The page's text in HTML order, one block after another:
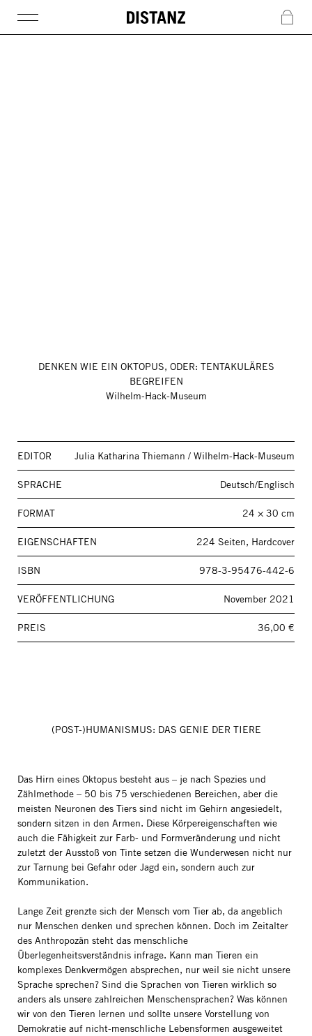
c
DENKEN WIE EIN OKTOPUS, ODER: TENTAKULÄRES
BEGREIFEN
Wilhelm-Hack-Museum
EDITOR Julia Katharina Thiemann / Wilhelm-Hack-Museum
SPRACHE Deutsch/Englisch
FORMAT 24 × 30 cm
EIGENSCHAFTEN 224 Seiten, Hardcover
ISBN 978-3-95476-442-6
VERÖFFENTLICHUNG November 2021
PREIS 36,00 €
(POST-)HUMANISMUS: DAS GENIE DER TIERE
Das Hirn eines Oktopus besteht aus – je nach Spezies und
Zählmethode – 50 bis 75 verschiedenen Bereichen, aber die
meisten Neuronen des Tiers sind nicht im Gehirn angesiedelt,
sondern sitzen in den Armen. Diese Körpereigenschaften wie
auch die Fähigkeit zur Farb- und Formveränderung und nicht
zuletzt der Ausstoß von Tinte setzen die Wunderwesen nicht nur
zur Tarnung bei Gefahr oder Jagd ein, sondern auch zur
Kommunikation.
Lange Zeit grenzte sich der Mensch vom Tier ab, da angeblich
nur Menschen denken und sprechen können. Doch im Zeitalter
des Anthropozän steht das menschliche
Überlegenheitsverständnis infrage. Kann man Tieren ein
komplexes Denkvermögen absprechen, nur weil sie nicht unsere
Sprache sprechen? Sind die Sprachen von Tieren wirklich so
anders als unsere zahlreichen Menschensprachen? Was können
wir von den Tieren lernen und sollte unsere Vorstellung von
Demokratie auf nicht-menschliche Lebensformen ausgeweitet